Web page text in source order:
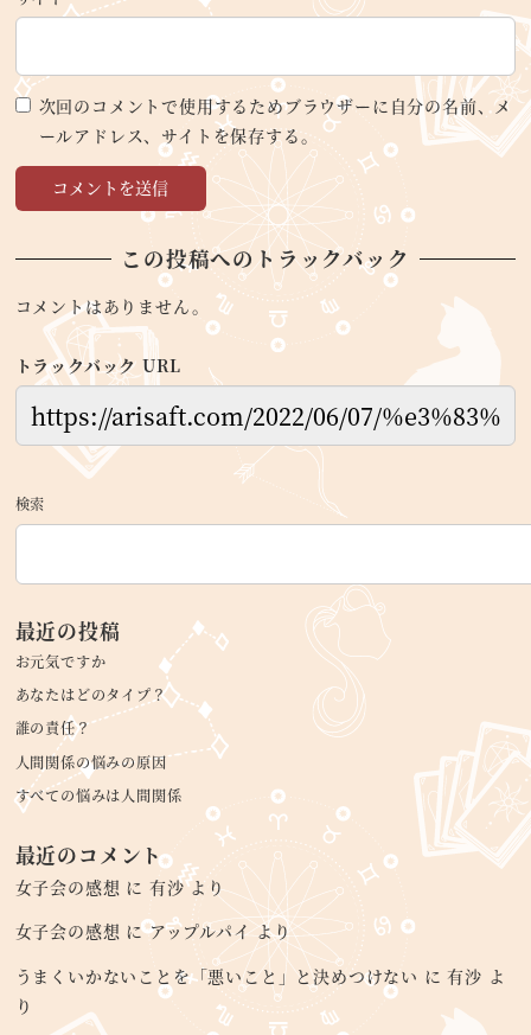
次回のコメントで使用するためブラウザーに自分の名前、メ
ールアドレス、サイトを保存する。
この投稿へのトラックバック
コメントはありません。
トラックバック URL
検索
最近の投稿
お元気ですか
あなたはどのタイプ？
誰の責任？
人間関係の悩みの原因
すべての悩みは人間関係
最近のコメント
女子会の感想 に 有沙より
女子会の感想 にアップルパイより
うまくいかないことを「悪いこと」と決めつけない に有沙 よ
り